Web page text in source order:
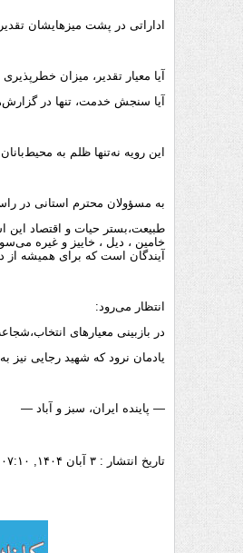
اداراتی در پشت میزهایشان
آیا معیار تقدیر، میزان
آیا سنجش خدمت، تنها در
این رویه نه‌تنها ظلم به
به مسؤولان محترم استانی در
طبیعت،بستر حیات و اقتصاد این
خامین ، دیل ، خاییز و غیره
آیندگان است که برای همیشه
انتظار می‌رود:
در بازبینی معیارهای
یادمان نرود که شهید رجایی نیز
— پاینده ایران، سبز و آباد —
تاریخ انتشار : ۳ آبان ۱۴۰۴, ۰۷:۱۰